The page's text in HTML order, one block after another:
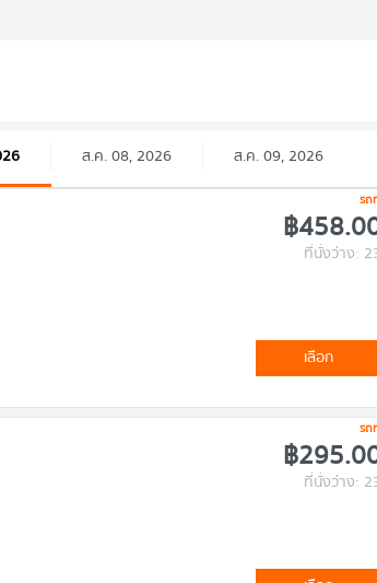
ส.ค. 08, 2026 ส.ค. 09, 2026
รถ
฿
ที่นั่งว่าง:
เลือก
รถ
฿
ที่นั่งว่าง: